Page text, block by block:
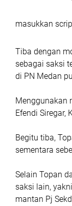
masukkan
Tiba dengan
sebagai saksi
di PN Medan
Menggunakan
Efendi Siregar,
Begitu tiba,
sementara
Selain Topan
saksi lain,
mantan Pj